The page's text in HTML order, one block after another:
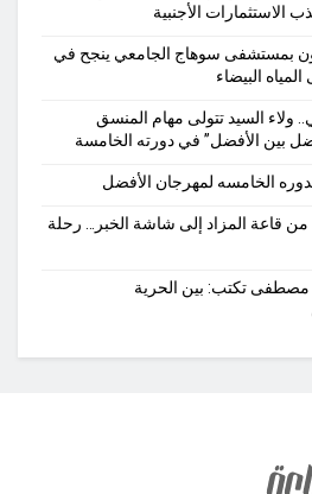
الاستثمارات الأجنبية
بمستشفى سوهاج الجامعي ينجح في
ولاء السيد تتولى مهام المنسق
بين الأفضل” في دورته الخامسة
الخامسه لمهرجان الأفضل
قاعة المزاد إلى شاشة الخبر… رحلة
مصطفى تكتب: بين الحرية